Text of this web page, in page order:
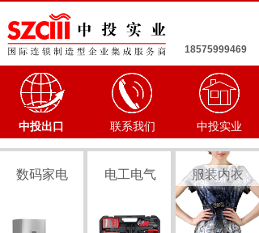
18575999469
中投实业
中投出口 联系我们
电工电气 服装内衣
数码家电